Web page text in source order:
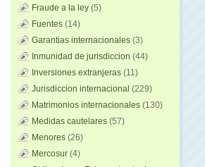
Fraude a la ley (5)
Fuentes (14)
Garantias internacionales (3)
Inmunidad de jurisdiccion (44)
Inversiones extranjeras (11)
Jurisdiccion internacional (229)
Matrimonios internacionales (130)
Medidas cautelares (57)
Menores (26)
Mercosur (4)